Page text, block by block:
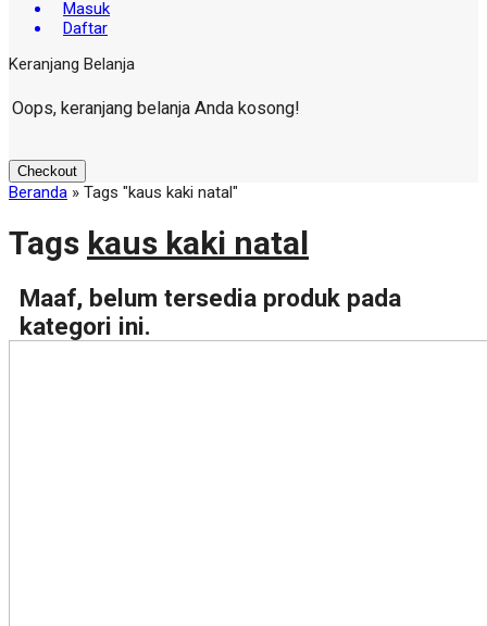
Masuk
Daftar
Keranjang Belanja
Oops, keranjang belanja Anda kosong!
Checkout
Beranda » Tags "kaus kaki natal"
Tags kaus kaki natal
Maaf, belum tersedia produk pada
kategori ini.